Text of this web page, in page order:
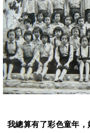
我總算有了彩色童年